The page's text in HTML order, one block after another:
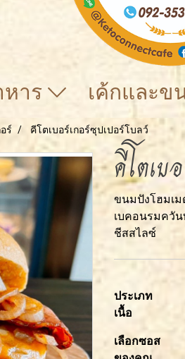
าร เค้กและ
ร์ คีโตเบอร์เกอร์ซุปเปอร์โบลว์
คีโตเบ
ขนมปังโฮมเม
เบคอนรมควั
ชีสสไลซ์
ประเภท
เนื้อ
เลือกซอส